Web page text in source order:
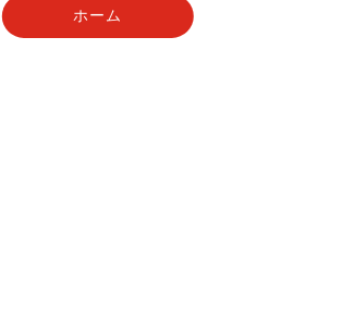
ホーム